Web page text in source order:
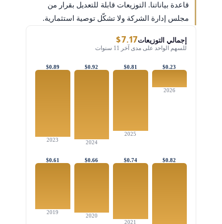
قاعدة بياناتنا. التوزيعات قابلة للتعديل بقرار من
مجلس إدارة الشركة ولا تشكّل توصية استثمارية.
إجمالي التوزيعات$7.17
للسهم الواحد على مدى آخر 11 سنوات
$0.23
2026
$0.81
2025
$0.92
2024
$0.89
2023
$0.82
$0.74
2021
$0.66
2020
$0.61
2019